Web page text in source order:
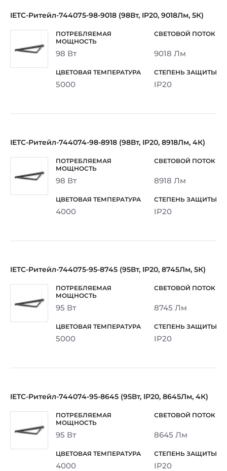
IETC-Ритейл-744075-98-9018 (98Вт, IP20, 9018Лм, 5К)
98 Вт 9018 Лм
5000 IP20
IETC-Ритейл-744074-98-8918 (98Вт, IP20, 8918Лм, 4К)
98 Вт 8918 Лм
4000 IP20
IETC-Ритейл-744075-95-8745 (95Вт, IP20, 8745Лм, 5К)
95 Вт 8745 Лм
5000 IP20
IETC-Ритейл-744074-95-8645 (95Вт, IP20, 8645Лм, 4К)
95 Вт 8645 Лм
4000 IP20